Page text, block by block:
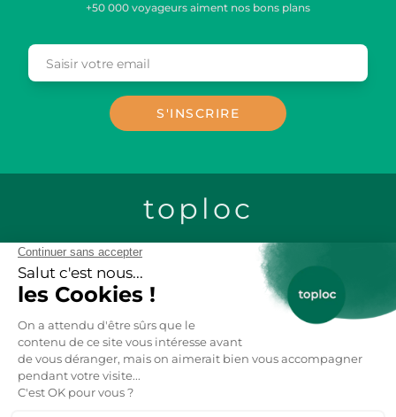
+50 000 voyageurs aiment nos bons plans
EmailSaisir votre email
S'INSCRIRE
toploc
CONTACTEZ-NOUS
LOCATION CHALETS EN BOIS
LOCATION GITES DE GROUPE
LOCATION MOBIL-HOME
LOCATION APPARTEMENT VACANCES
LOCATIONS VACANCES FRANCE